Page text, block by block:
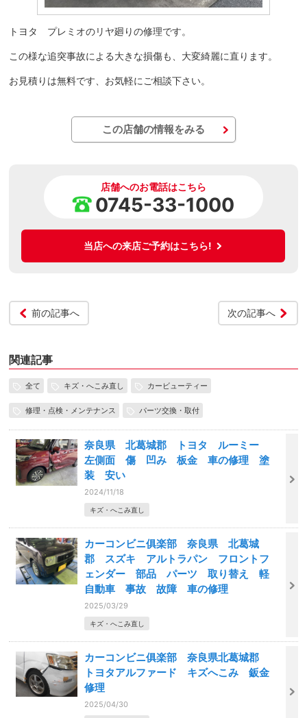
トヨタ プレミオのリヤ廻りの修理です。
この様な追突事故による大きな損傷も、大変綺麗に直ります。
お見積りは無料です、お気軽にご相談下さい。
この店舗の情報をみる
店舗へのお電話はこちら
0745-33-1000
当店への来店ご予約はこちら!
前の記事へ 次の記事へ
関連記事
全て キズ・へこみ直し カービューティー
修理・点検・メンテナンス パーツ交換・取付
奈良県 北葛城郡 トヨタ ルーミー
左側面 傷 凹み 板金 車の修理 塗
装 安い
2024/11/18
キズ・へこみ直し
カーコンビニ俱楽部 奈良県 北葛城
郡 スズキ アルトラパン フロントフ
ェンダー 部品 パーツ 取り替え 軽
自動車 事故 故障 車の修理
2025/03/29
キズ・へこみ直し
カーコンビニ俱楽部 奈良県北葛城郡
トヨタアルファード キズへこみ 鈑金
修理
2025/04/30